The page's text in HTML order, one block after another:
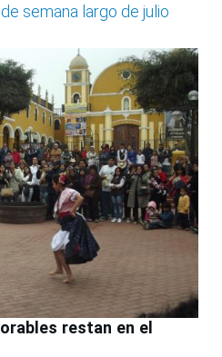
semana largo de julio
restan en el